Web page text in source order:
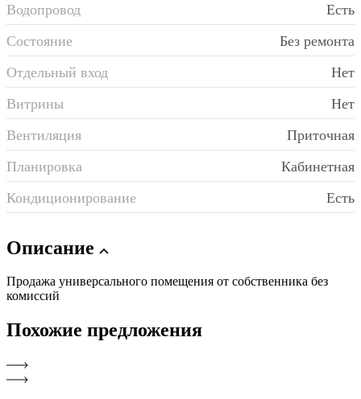
Водопровод
Есть
Состояние
Без ремонта
Отдельный вход
Нет
Витрины
Нет
Вентиляция
Приточная
Планировка
Кабинетная
Кондиционирование
Есть
Описание
Продажа универсального помещения от собственника без
комиссий
Похожие предложения